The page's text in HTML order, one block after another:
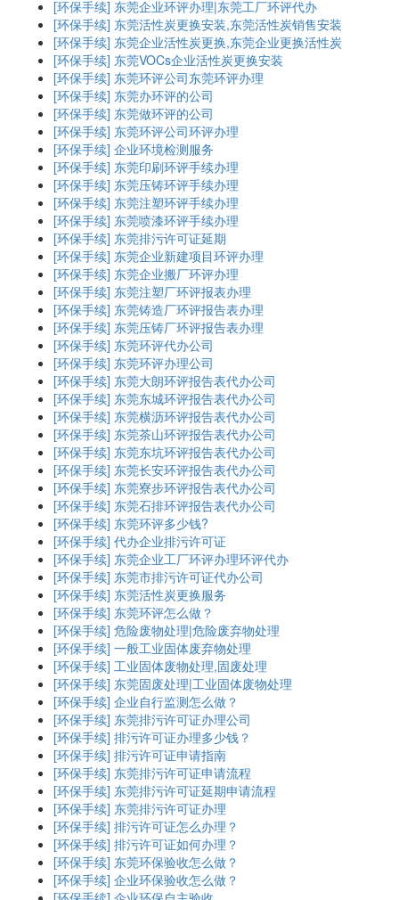
[环保手续] 东莞企业环评办理|东莞工厂环评代办
[环保手续] 东莞活性炭更换安装,东莞活性炭销售安装
[环保手续] 东莞企业活性炭更换,东莞企业更换活性炭
[环保手续] 东莞VOCs企业活性炭更换安装
[环保手续] 东莞环评公司东莞环评办理
[环保手续] 东莞办环评的公司
[环保手续] 东莞做环评的公司
[环保手续] 东莞环评公司环评办理
[环保手续] 企业环境检测服务
[环保手续] 东莞印刷环评手续办理
[环保手续] 东莞压铸环评手续办理
[环保手续] 东莞注塑环评手续办理
[环保手续] 东莞喷漆环评手续办理
[环保手续] 东莞排污许可证延期
[环保手续] 东莞企业新建项目环评办理
[环保手续] 东莞企业搬厂环评办理
[环保手续] 东莞注塑厂环评报表办理
[环保手续] 东莞铸造厂环评报告表办理
[环保手续] 东莞压铸厂环评报告表办理
[环保手续] 东莞环评代办公司
[环保手续] 东莞环评办理公司
[环保手续] 东莞大朗环评报告表代办公司
[环保手续] 东莞东城环评报告表代办公司
[环保手续] 东莞横沥环评报告表代办公司
[环保手续] 东莞茶山环评报告表代办公司
[环保手续] 东莞东坑环评报告表代办公司
[环保手续] 东莞长安环评报告表代办公司
[环保手续] 东莞寮步环评报告表代办公司
[环保手续] 东莞石排环评报告表代办公司
[环保手续] 东莞环评多少钱?
[环保手续] 代办企业排污许可证
[环保手续] 东莞企业工厂环评办理环评代办
[环保手续] 东莞市排污许可证代办公司
[环保手续] 东莞活性炭更换服务
[环保手续] 东莞环评怎么做？
[环保手续] 危险废物处理|危险废弃物处理
[环保手续] 一般工业固体废弃物处理
[环保手续] 工业固体废物处理,固废处理
[环保手续] 东莞固废处理|工业固体废物处理
[环保手续] 企业自行监测怎么做？
[环保手续] 东莞排污许可证办理公司
[环保手续] 排污许可证办理多少钱？
[环保手续] 排污许可证申请指南
[环保手续] 东莞排污许可证申请流程
[环保手续] 东莞排污许可证延期申请流程
[环保手续] 东莞排污许可证办理
[环保手续] 排污许可证怎么办理？
[环保手续] 排污许可证如何办理？
[环保手续] 东莞环保验收怎么做？
[环保手续] 企业环保验收怎么做？